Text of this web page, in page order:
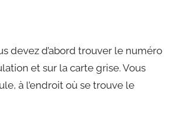
devez d’abord trouver le numéro
et sur la carte grise. Vous
à l’endroit où se trouve le